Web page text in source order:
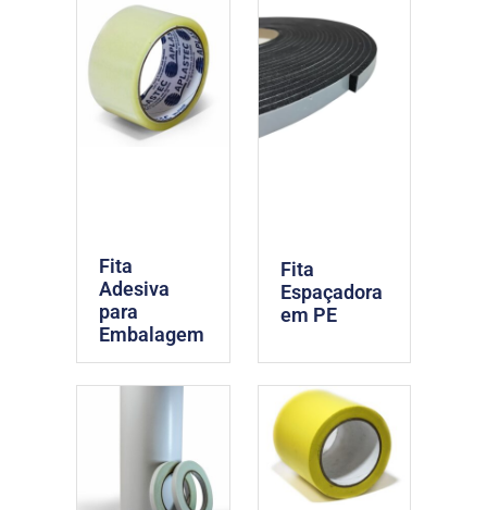
Fita
Adesiva
para
Embalagem
Fita
Espaçadora
em PE